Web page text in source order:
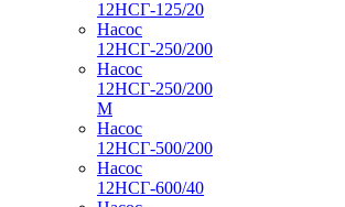
12НСГ-125/20
Насос
12НСГ-250/200
Насос
12НСГ-250/200
М
Насос
12НСГ-500/200
Насос
12НСГ-600/40